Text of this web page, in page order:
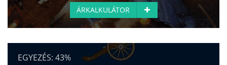
ÁRKALKULÁTOR
EGYEZÉS: 43%